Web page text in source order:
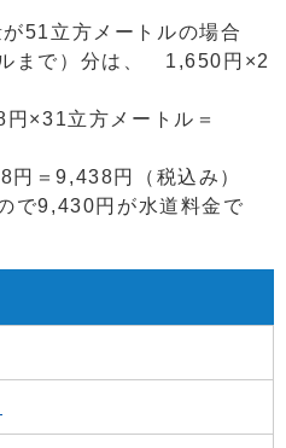
51立方メートルの場合
まで）分は、 1,650円×2
×31立方メートル＝
＝9,438円（税込み）
で9,430円が水道料金で